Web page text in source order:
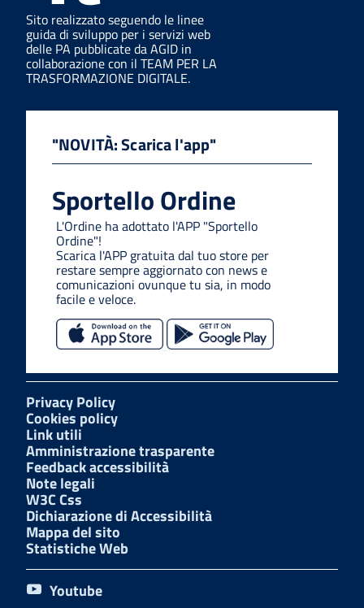
Sito realizzato seguendo le linee
guida di sviluppo per i servizi web
delle PA pubblicate da AGID in
collaborazione con il TEAM PER LA
TRASFORMAZIONE DIGITALE.
"NOVITÀ: Scarica l'app"
Sportello Ordine
L'Ordine ha adottato l'APP "Sportello
Ordine"!
Scarica l'APP gratuita dal tuo store per
restare sempre aggiornato con news e
comunicazioni ovunque tu sia, in modo
facile e veloce.
Privacy Policy
Cookies policy
Link utili
Amministrazione trasparente
Feedback accessibilità
Note legali
W3C Css
Dichiarazione di Accessibilità
Mappa del sito
Statistiche Web
Youtube